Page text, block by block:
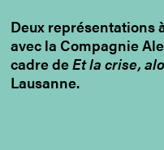
Deux représentations
avec la Compagnie
cadre deEt la crise,
Lausanne.